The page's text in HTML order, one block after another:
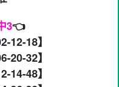
3👈
12-18】
20-32】
14-48】